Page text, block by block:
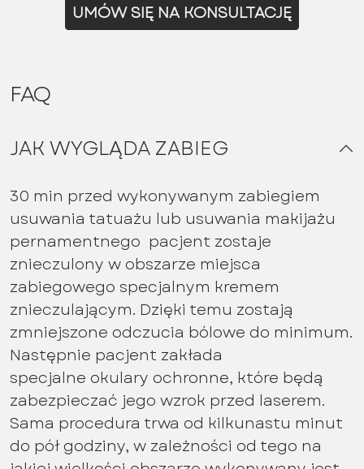
UMÓW SIĘ NA KONSULTACJĘ
FAQ
JAK WYGLĄDA ZABIEG
30 min przed wykonywanym zabiegiem
usuwania tatuażu lub usuwania makijażu
pernamentnego pacjent zostaje
znieczulony w obszarze miejsca
zabiegowego specjalnym kremem
znieczulającym. Dzięki temu zostają
zmniejszone odczucia bólowe do minimum.
Następnie pacjent zakłada
specjalne okulary ochronne, które będą
zabezpieczać jego wzrok przed laserem.
Sama procedura trwa od kilkunastu minut
do pół godziny, w zależności od tego na